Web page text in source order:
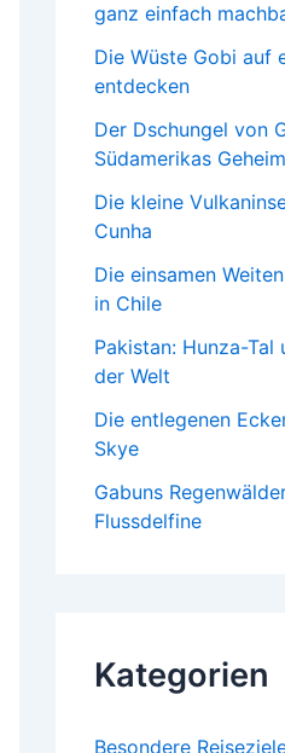
ganz einfach
Die Wüste Gobi auf
entdecken
Der Dschungel von
Südamerikas
Die kleine
Cunha
Die einsamen
in Chile
Pakistan: Hunza-Tal
der Welt
Die entlegenen
Skye
Gabuns
Flussdelfine
Kategorien
Besondere